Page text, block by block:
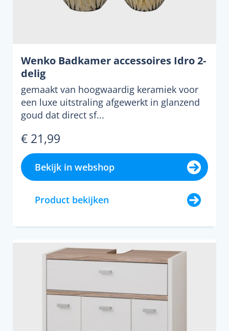
Wenko Badkamer accessoires Idro 2-
delig
gemaakt van hoogwaardig keramiek voor
een luxe uitstraling afgewerkt in glanzend
goud dat direct sf...
€ 21,99
Bekijk in webshop
Product bekijken